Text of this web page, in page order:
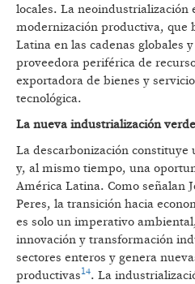
locales. La neoindustrialización
modernización productiva, que
Latina en las cadenas globales
proveedora periférica de
exportadora de bienes y
tecnológica.
La nueva industrialización verde
La descarbonización constituye
y, al mismo tiempo, una
América Latina. Como señalan
Peres, la transición hacia
es solo un imperativo
innovación y transformación
sectores enteros y genera
productivas14. La